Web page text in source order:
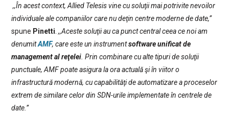
,,În acest context, Allied Telesis vine cu soluţii mai potrivite nevoilor
individuale ale companiilor care nu deţin centre moderne de date,”
spune Pinetti. ,,Aceste soluţii au ca punct central ceea ce noi am
denumitAMF, care este un instrumentsoftware unificat de
management al reţelei. Prin combinare cu alte tipuri de soluţii
punctuale, AMF poate asigura la ora actuală şi în viitor o
infrastructură modernă, cu capabilităţi de automatizare a proceselor
extrem de similare celor din SDN-urile implementate în centrele de
date.”